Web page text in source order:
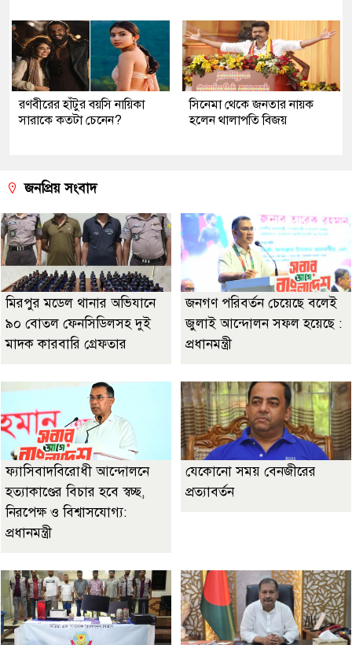
রণবীরের হাঁটুর বয়সি নায়িকা
সারাকে কতটা চেনেন?
সিনেমা থেকে জনতার নায়ক
হলেন থালাপতি বিজয়
জনপ্রিয় সংবাদ
মিরপুর মডেল থানার অভিযানে
৯০ বোতল ফেনসিডিলসহ দুই
মাদক কারবারি গ্রেফতার
জনগণ পরিবর্তন চেয়েছে বলেই
জুলাই আন্দোলন সফল হয়েছে :
প্রধানমন্ত্রী
ফ্যাসিবাদবিরোধী আন্দোলনে
হত্যাকাণ্ডের বিচার হবে স্বচ্ছ,
নিরপেক্ষ ও বিশ্বাসযোগ্য:
প্রধানমন্ত্রী
যেকোনো সময় বেনজীরের
প্রত্যাবর্তন